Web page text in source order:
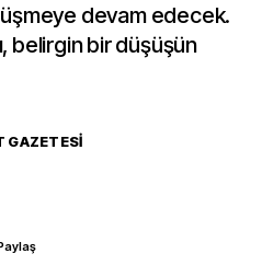
devam edecek.
belirgin bir düşüşün
GAZETESI